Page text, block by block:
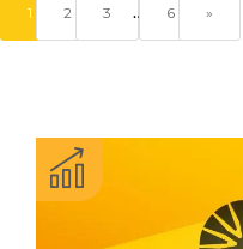
1 2 3 … 6 »